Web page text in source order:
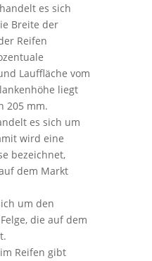
es sich
Breite der
Reifen
Lauffläche vom
liegt
205 mm.
es sich um
wird eine
bezeichnet,
dem Markt
um den
die auf dem
Reifen gibt